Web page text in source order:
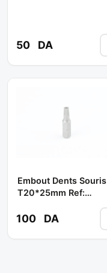
50 DA
Embout Dents Souris
T20*25mm Ref:
JONNESWAY
100 DA